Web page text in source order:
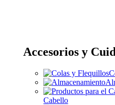
Accesorios y
Cabello